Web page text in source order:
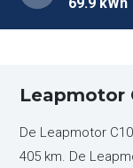
Leapmotor
De Leapmotor
405 km. De